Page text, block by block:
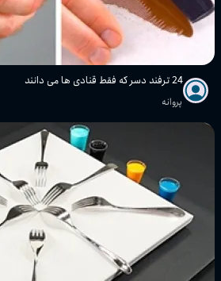
24 ترفند دسر که فقط قنادی ها می دانند
پروانه